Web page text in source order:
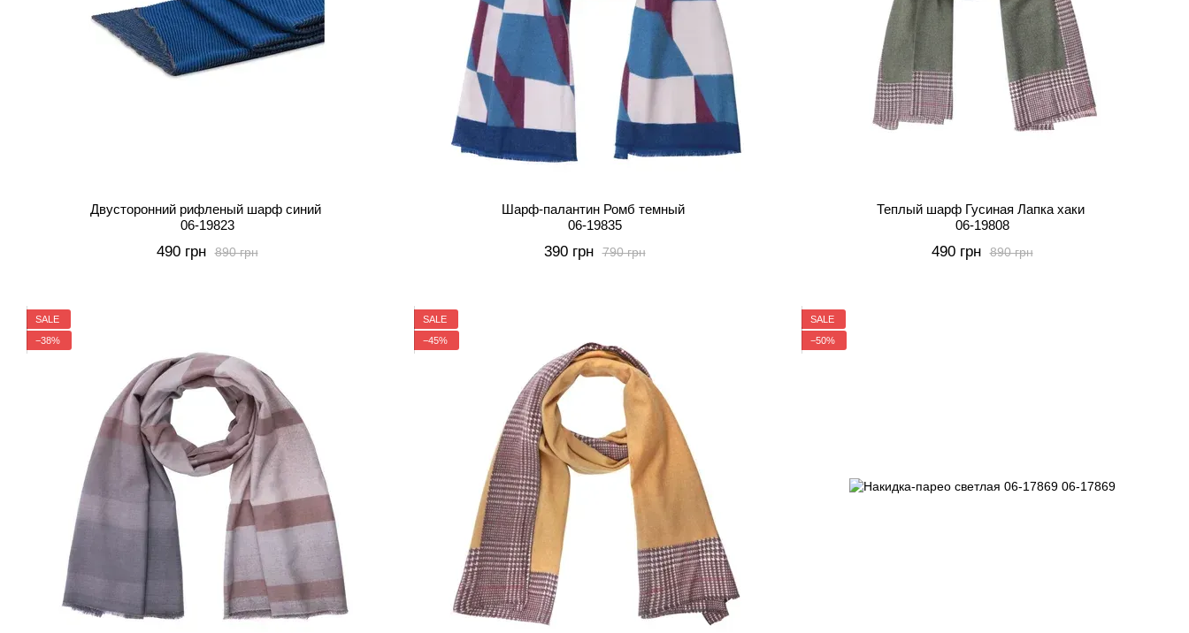
Двусторонний рифленый шарф синий
06-19823
890 грн
490 грн
Шарф-палантин Ромб темный
06-19835
790 грн
390 грн
Теплый шарф Гусиная Лапка хаки
06-19808
890 грн
490 грн
SALE
−38%
SALE
−45%
SALE
−50%